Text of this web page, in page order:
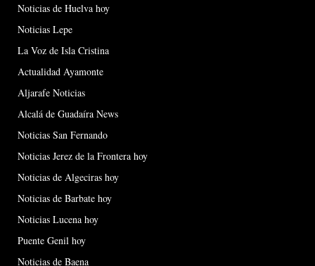
Noticias de Huelva hoy
Noticias Lepe
La Voz de Isla Cristina
Actualidad Ayamonte
Aljarafe Noticias
Alcalá de Guadaíra News
Noticias San Fernando
Noticias Jerez de la Frontera hoy
Noticias de Algeciras hoy
Noticias de Barbate hoy
Noticias Lucena hoy
Puente Genil hoy
Noticias de Baena